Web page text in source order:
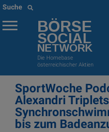
Suche
BÖRSE
SOCIAL
NETWORK
Die Homebase
österreichischer Aktien
SportWoche
Alexandri
bis zum